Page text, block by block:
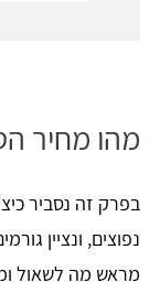
מהו מחיר
בפרק זה נסביר
נפוצים, ונציין
מראש מה לשאול